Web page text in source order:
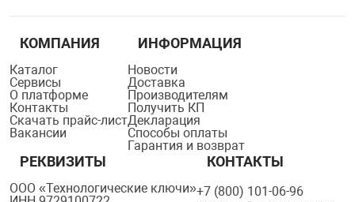
КОМПАНИЯ
Каталог
Сервисы
О платформе
Контакты
Скачать прайс-лист
Вакансии
ИНФОРМАЦИЯ
Новости
Доставка
Производителям
Получить КП
Декларация
Способы оплаты
Гарантия и возврат
РЕКВИЗИТЫ
ООО «Технологические ключи»
КОНТАКТЫ
+7 (800) 101-06-96